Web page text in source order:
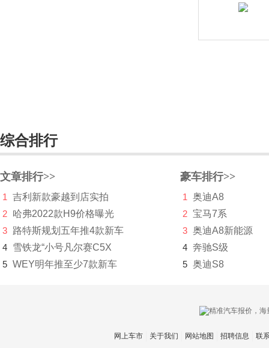
清源汽车
奇瑞
奇瑞新能源
起亚
R
综合排行
文章排行>>
1
吉利新款豪越到店实拍
2 哈弗2022款H9价格曝光
3 路特斯规划五年推4款新车
4 雪铁龙“小号凡尔赛C5X
5 WEY明年推至少7款新车
豪车排行>>
1
奥迪A8
2 宝马7系
3 奥迪A8新能源
4 奔驰S级
5 奥迪S8
网上车市 关于我们 网站地图 招聘信息
联